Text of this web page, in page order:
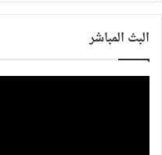
البث المباشر